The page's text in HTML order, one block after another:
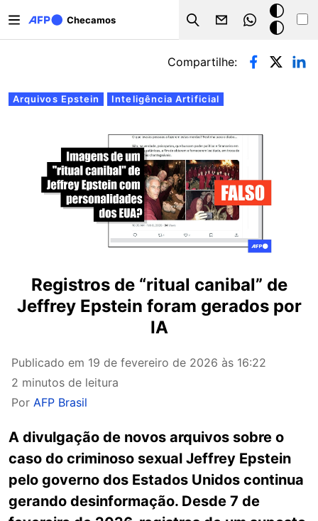
Checamos
Search
Modo
escuro
Abas primárias
Arquivos Epstein Inteligência Artificial
Compartilhe:
Registros de “ritual canibal” de
Jeffrey Epstein foram gerados por
IA
Publicado em 19 de fevereiro de 2026 às 16:22
2 minutos de leitura
Por AFP Brasil
A divulgação de novos arquivos sobre o
caso do criminoso sexual Jeffrey Epstein
pelo governo dos Estados Unidos continua
gerando desinformação. Desde 7 de